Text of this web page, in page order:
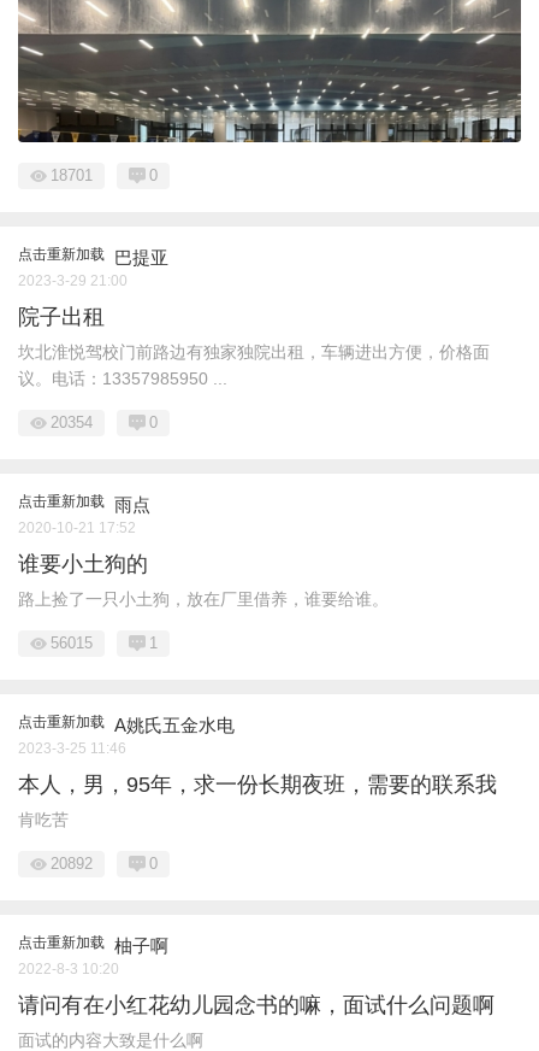
18701 0
点击重新加载 巴提亚
2023-3-29 21:00
院子出租
坎北淮悦驾校门前路边有独家独院出租，车辆进出方便，价格面
议。电话：13357985950 ...
20354 0
点击重新加载 雨点
2020-10-21 17:52
谁要小土狗的
路上捡了一只小土狗，放在厂里借养，谁要给谁。
56015 1
点击重新加载 A姚氏五金水电
2023-3-25 11:46
本人，男，95年，求一份长期夜班，需要的联系我
肯吃苦
20892 0
点击重新加载 柚子啊
2022-8-3 10:20
请问有在小红花幼儿园念书的嘛，面试什么问题啊
面试的内容大致是什么啊